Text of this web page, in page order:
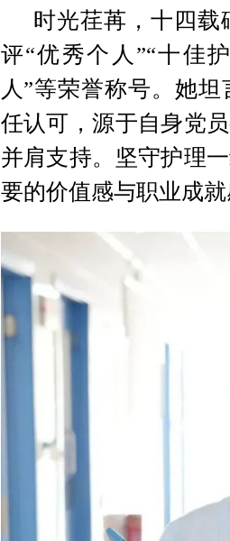
时光荏苒，十四
评“优秀个人”“十佳
人”等荣誉称号。她
任认可，源于自身党
并肩支持。坚守护理
要的价值感与职业成